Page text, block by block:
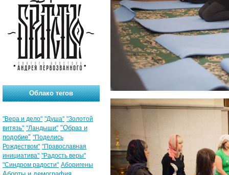
Облако тегов
"Вера и дело" "Душа" "Золотой
витязь" "Ландыши" "Образ и
подобие" "Поделись
Рождеством" "Православная
инициатива" "Радость веры"
"Синдром радости" Аборигены